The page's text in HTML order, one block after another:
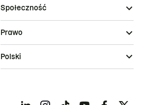
Społeczność
Prawo
Polski